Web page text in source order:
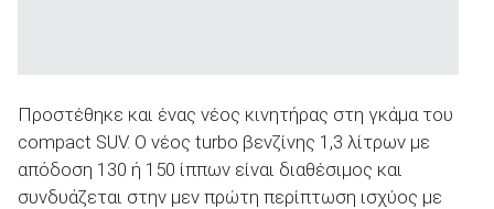
Προστέθηκε και ένας νέος κινητήρας στη γκάμα του
compact SUV. Ο νέος turbo βενζίνης 1,3 λίτρων με
απόδοση 130 ή 150 ίππων είναι διαθέσιμος και
συνδυάζεται στην μεν πρώτη περίπτωση ισχύος με